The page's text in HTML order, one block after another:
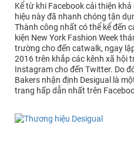
Kể từ khi Facebook cải thiện
hiệu này đã nhanh chóng tận
Thành công nhất có thể kể đến
kiện New York Fashion Week
trường cho đến catwalk, ngay
2016 trên khắp các kênh xã hội
Instagram cho đến Twitter. Do
Bakers nhận định Desigual là
trang hấp dẫn nhất trên